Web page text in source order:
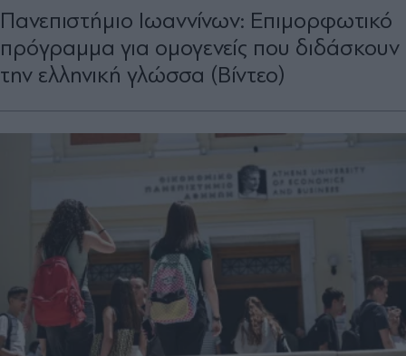
Πανεπιστήμιο Ιωαννίνων: Επιμορφωτικό
πρόγραμμα για ομογενείς που διδάσκουν
την ελληνική γλώσσα (Βίντεο)